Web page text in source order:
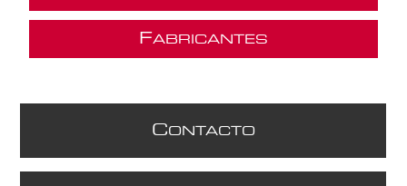
FABRICANTES
CONTACTO